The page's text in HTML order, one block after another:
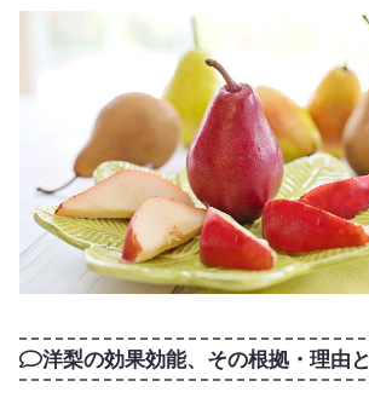
洋梨の効果効能、その根拠・理由